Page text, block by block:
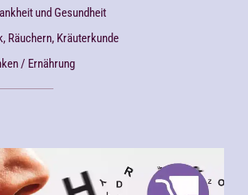
und Gesundheit
Räuchern, Kräuterkunde
/ Ernährung